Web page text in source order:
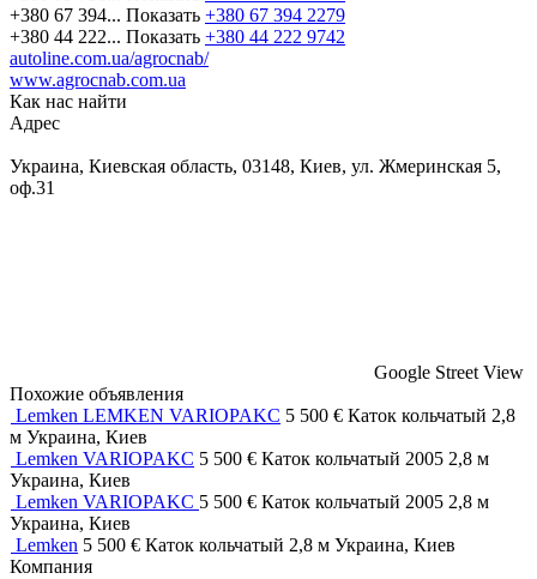
+380 67 394... Показать +380 67 394 2279
+380 44 222... Показать +380 44 222 9742
autoline.com.ua/agrocnab/
www.agrocnab.com.ua
Как нас найти
Адрес
Украина, Киевская область, 03148, Киев, ул. Жмеринская 5,
оф.31
Google Street View
Похожие объявления
Lemken LEMKEN VARIOPAKC 5 500 € Каток кольчатый 2,8
м Украина, Киев
Lemken VARIOPAKC 5 500 € Каток кольчатый 2005 2,8 м
Украина, Киев
Lemken VARIOPAKC 5 500 € Каток кольчатый 2005 2,8 м
Украина, Киев
Lemken 5 500 € Каток кольчатый 2,8 м Украина, Киев
Компания